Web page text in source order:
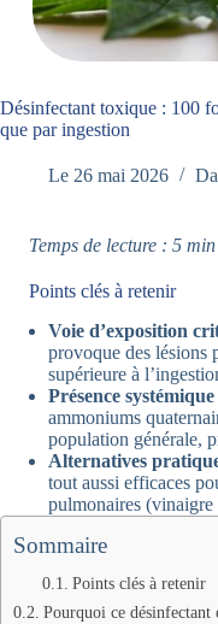
Désinfectant toxique : 100
que par ingestion
Le 26 mai 2026
Temps de lecture : 5 min
Points clés à retenir
Voie d’exposition
provoque des lésions
supérieure à
Présence systémique
ammoniums
population générale,
Alternatives
tout aussi efficaces
pulmonaires
Sommaire
Points clés à retenir
Pourquoi ce désinfectant